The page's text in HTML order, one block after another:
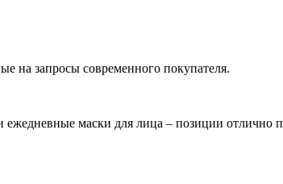
на запросы современного покупателя.
маски для лица – позиции отлично